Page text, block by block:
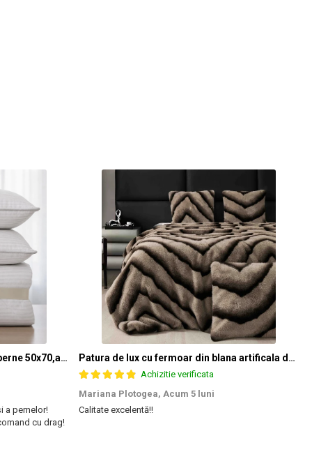
Set pilota 200x215cm 370g cu 2 perne 50x70,alb- PLT37
a pernelor!
cu drag!
Patura de lux cu fermoar din blana artificala de nurca 200x230cm+2 fete de perna 50x50cm,maro cu negru-F054
Achizitie verificata
Mariana Plotogea, Acum 5 luni
Calitate excelentă!!